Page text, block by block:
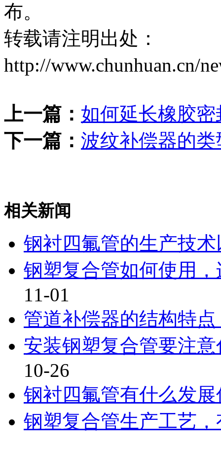
布。
转载请注明出处：
http://www.chunhuan.cn/
上一篇： 如何延长橡胶
下一篇： 波纹补偿器的
相关新闻
钢衬四氟管的生产技
钢塑复合管如何使用
11-01
管道补偿器的结构特
安装钢塑复合管要注
10-26
钢衬四氟管有什么发
钢塑复合管生产工艺